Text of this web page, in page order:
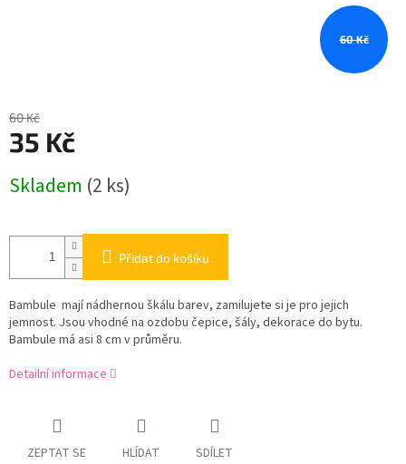
60 Kč
60 Kč
35 Kč
cena:
Skladem (2 ks)
Přidat do košíku
Bambule mají nádhernou škálu barev, zamilujete si je pro jejich
jemnost. Jsou vhodné na ozdobu čepice, šály, dekorace do bytu.
Bambule má asi 8 cm v průměru.
Detailní informace
ZEPTAT SE HLÍDAT SDÍLET